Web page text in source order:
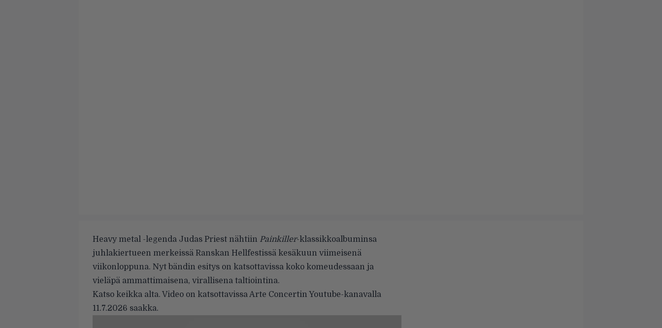
Heavy metal -legenda Judas Priest nähtiin Painkiller-klassikkoalbuminsa
juhlakiertueen merkeissä Ranskan Hellfestissä kesäkuun viimeisenä
viikonloppuna. Nyt bändin esitys on katsottavissa koko komeudessaan ja
vieläpä ammattimaisena, virallisena taltiointina.
Katso keikka alta. Video on katsottavissa Arte Concertin Youtube-kanavalla
11.7.2026 saakka.